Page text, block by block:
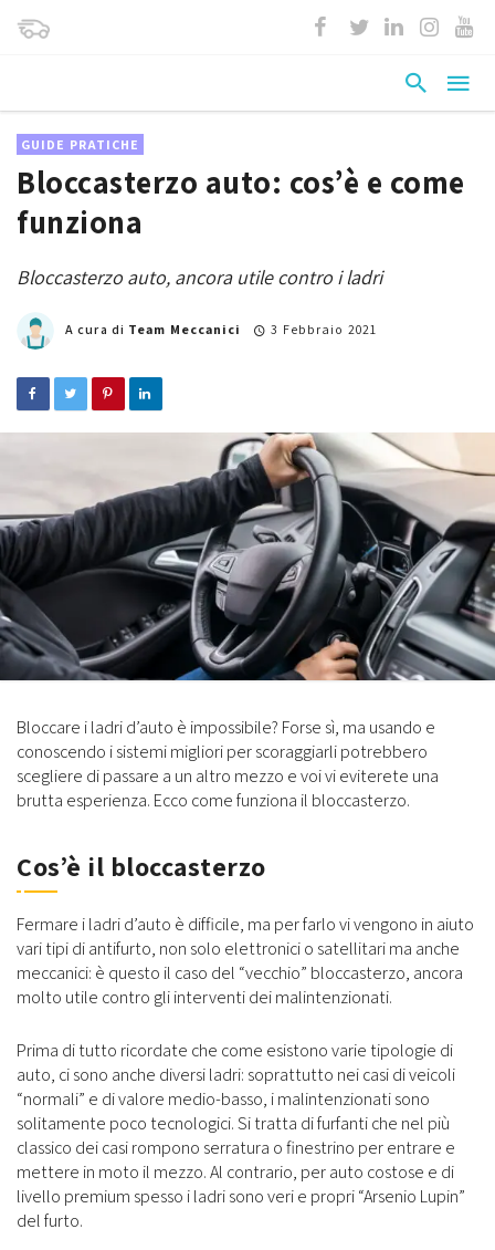
GUIDE PRATICHE
Bloccasterzo auto: cos’è e come
funziona
Bloccasterzo auto, ancora utile contro i ladri
A cura di Team Meccanici 3 Febbraio 2021
Bloccare i ladri d’auto è impossibile? Forse sì, ma usando e
conoscendo i sistemi migliori per scoraggiarli potrebbero
scegliere di passare a un altro mezzo e voi vi eviterete una
brutta esperienza. Ecco come funziona il bloccasterzo.
Cos’è il bloccasterzo
Fermare i ladri d’auto è difficile, ma per farlo vi vengono in aiuto
vari tipi di antifurto, non solo elettronici o satellitari ma anche
meccanici: è questo il caso del “vecchio” bloccasterzo, ancora
molto utile contro gli interventi dei malintenzionati.
Prima di tutto ricordate che come esistono varie tipologie di
auto, ci sono anche diversi ladri: soprattutto nei casi di veicoli
“normali” e di valore medio-basso, i malintenzionati sono
solitamente poco tecnologici. Si tratta di furfanti che nel più
classico dei casi rompono serratura o finestrino per entrare e
mettere in moto il mezzo. Al contrario, per auto costose e di
livello premium spesso i ladri sono veri e propri “Arsenio Lupin”
del furto.